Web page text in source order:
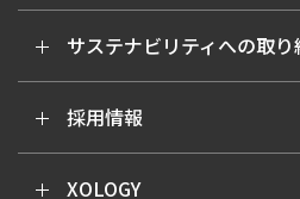
サステナビリティへの取り
採用情報
XOLOGY